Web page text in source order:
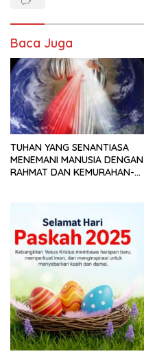
Baca Juga
TUHAN YANG SENANTIASA
MENEMANI MANUSIA DENGAN
RAHMAT DAN KEMURAHAN-